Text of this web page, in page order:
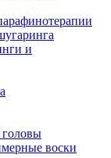
и
головы
воски